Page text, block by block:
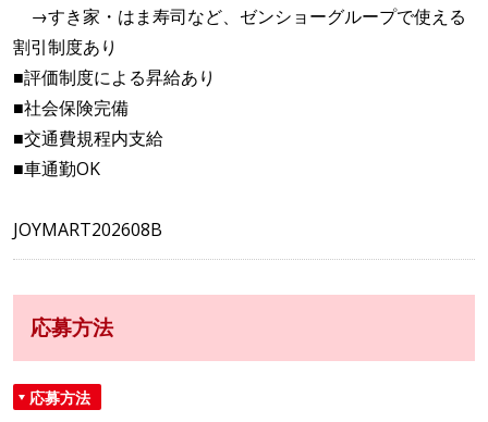
→すき家・はま寿司など、ゼンショーグループで使える
割引制度あり
■評価制度による昇給あり
■社会保険完備
■交通費規程内支給
■車通勤OK
JOYMART202608B
応募方法
応募方法